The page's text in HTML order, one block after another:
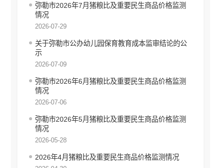
税收管理信息公开
安全生产信息公开
财政信息公开
价格和收费信息公开
审计信息公开
住房保障信息公开
自然资源政务公开
不动产登记公告
工商登记和事中事后监管信息公开
弥勒市2026年7月猪粮比及重要民生商品价格监测
情况
2026-07-29
关于弥勒市公办幼儿园保育教育成本监审结论的公
示
2026-07-09
弥勒市2026年6月猪粮比及重要民生商品价格监测
情况
2026-07-06
弥勒市2026年5月猪粮比及重要民生商品价格监测
情况
2026-05-28
2026年4月猪粮比及重要民生商品价格监测情况